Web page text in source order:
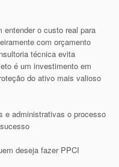
o custo real para
com orçamento
técnica evita
é um investimento em
do ativo mais valioso
e administrativas o processo
deseja fazer PPCI